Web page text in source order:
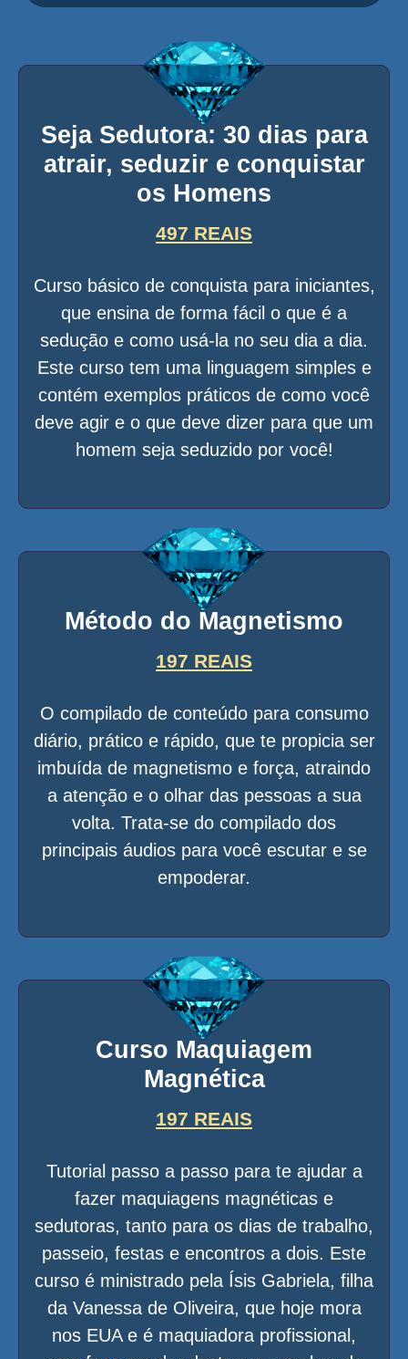
Seja Sedutora: 30 dias para
atrair, seduzir e conquistar
os Homens
497 REAIS
Curso básico de conquista para iniciantes,
que ensina de forma fácil o que é a
sedução e como usá-la no seu dia a dia.
Este curso tem uma linguagem simples e
contém exemplos práticos de como você
deve agir e o que deve dizer para que um
homem seja seduzido por você!
Método do Magnetismo
197 REAIS
O compilado de conteúdo para consumo
diário, prático e rápido, que te propicia ser
imbuída de magnetismo e força, atraindo
a atenção e o olhar das pessoas a sua
volta. Trata-se do compilado dos
principais áudios para você escutar e se
empoderar.
Curso Maquiagem
Magnética
197 REAIS
Tutorial passo a passo para te ajudar a
fazer maquiagens magnéticas e
sedutoras, tanto para os dias de trabalho,
passeio, festas e encontros a dois. Este
curso é ministrado pela Ísis Gabriela, filha
da Vanessa de Oliveira, que hoje mora
nos EUA e é maquiadora profissional,